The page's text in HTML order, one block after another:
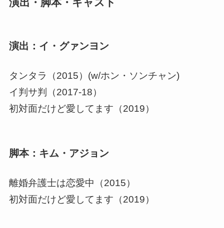
演出・脚本・キャスト
演出：イ・グァンヨン
タンタラ（2015）(w/ホン・ソンチャン)
イ判サ判（2017-18）
初対面だけど愛してます（2019）
脚本：キム・アジョン
離婚弁護士は恋愛中（2015）
初対面だけど愛してます（2019）